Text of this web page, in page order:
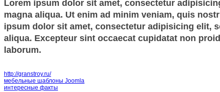
Lorem ipsum dolor sit amet, consectetur
magna aliqua. Ut enim ad minim veniam, quis
ipsum dolor sit amet, consectetur adipisicing elit,
aliqua. Excepteur sint occaecat cupidatat non
laborum.
http://granstroy.ru/
мебельные шаблоны Joomla
интересные факты